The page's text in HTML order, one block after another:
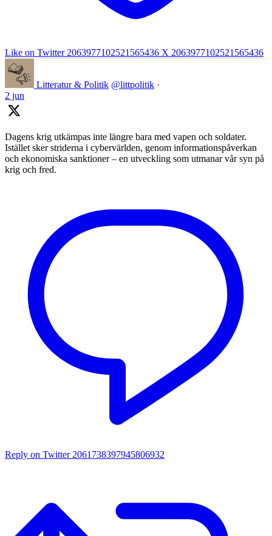
Like on Twitter 2063977102521565436 X 2063977102521565436
Litteratur & Politik @littpolitik ·
2 jun
Dagens krig utkämpas inte längre bara med vapen och soldater.
Istället sker striderna i cybervärlden, genom informationspåverkan
och ekonomiska sanktioner – en utveckling som utmanar vår syn på
krig och fred.
Reply on Twitter 2061738397945806932